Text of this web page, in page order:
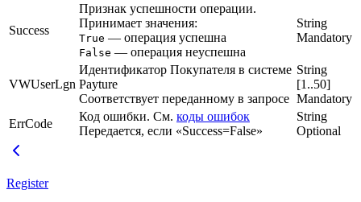
Success
Признак успешности операции.
Принимает значения:
True — операция успешна
False — операция неуспешна
String
Mandatory
VWUserLgn
Идентификатор Покупателя в системе
Payture
Соответствует переданному в запросе
String
[1..50]
Mandatory
ErrCode
Код ошибки. См. коды ошибок
Передается, если «Success=False»
String
Optional
Register